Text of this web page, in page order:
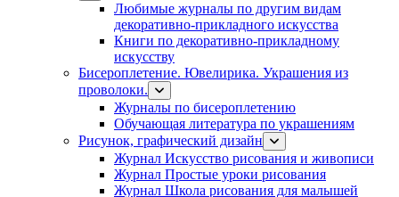
Любимые журналы по другим видам
декоративно-прикладного искусства
Книги по декоративно-прикладному
искусству
Бисероплетение. Ювелирика. Украшения из
проволоки.
Журналы по бисероплетению
Обучающая литература по украшениям
Рисунок, графический дизайн
Журнал Искусство рисования и живописи
Журнал Простые уроки рисования
Журнал Школа рисования для малышей